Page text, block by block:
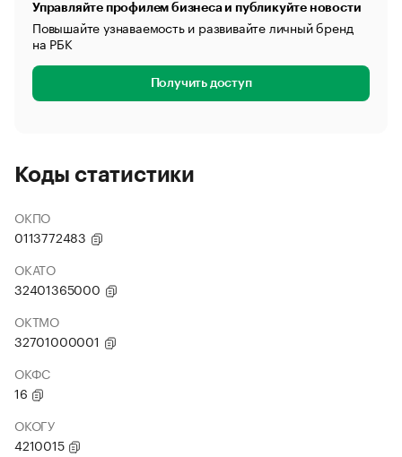
Управляйте профилем бизнеса и публикуйте новости
Повышайте узнаваемость и развивайте личный бренд
на РБК
Получить доступ
Коды статистики
ОКПО
0113772483
ОКАТО
32401365000
ОКТМО
32701000001
ОКФС
16
ОКОГУ
4210015